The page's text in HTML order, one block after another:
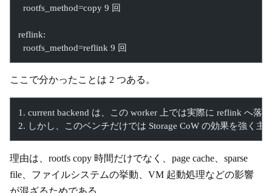
  rootfs_method=copy 9 回
reflink:
  rootfs_method=reflink 9 回
ここで分かったことは 2 つある。
1. current backend は、この worker 上では実際に reflink へ落
2. しかし、このベンチだけでは Storage CoW の効果を強く主
理由は、rootfs copy 時間だけでなく、page cache、sparse
file、ファイルシステムの挙動、VM 起動処理などの影響
が混ざるためである。